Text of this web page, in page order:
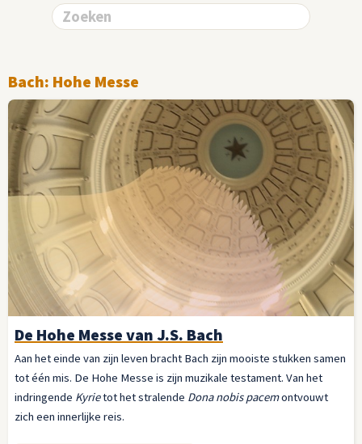
Bach: Hohe Messe
De Hohe Messe van J.S. Bach
Aan het einde van zijn leven bracht Bach zijn mooiste stukken samen
tot één mis. De Hohe Messe is zijn muzikale testament. Van het
indringende Kyrietot het stralende Dona nobis pacemontvouwt
zich een innerlijke reis.